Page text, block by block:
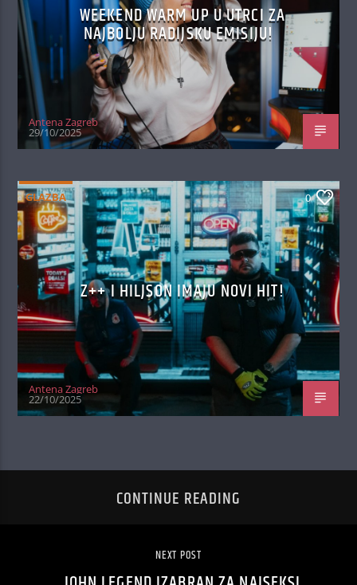
WEEKEND WARM UP U UTRCI ZA
NAJBOLJU RADIJSKU EMISIJU!
Antena Zagreb
29/10/2025
GLAZBA 0
Z++ I HILJSON IMAJU NOVI HIT!
Antena Zagreb
22/10/2025
CONTINUE READING
NEXT POST